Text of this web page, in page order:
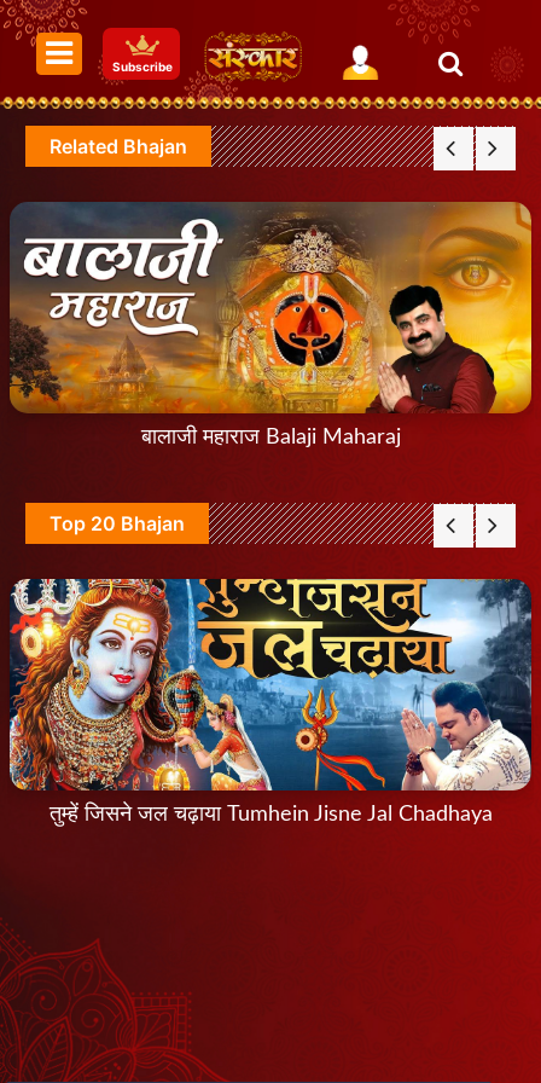
Subscribe
Related Bhajan
बालाजी महाराज Balaji Maharaj
Top 20 Bhajan
तुम्हें जिसने जल चढ़ाया Tumhein Jisne Jal Chadhaya